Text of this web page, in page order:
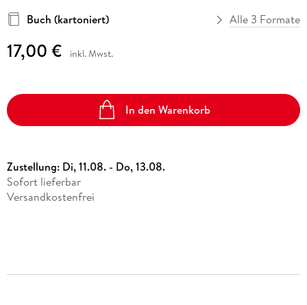
Buch (kartoniert)
Alle 3 Formate
17,00 € inkl. Mwst.
In den Warenkorb
Zustellung: Di, 11.08. - Do, 13.08.
Sofort lieferbar
Versandkostenfrei